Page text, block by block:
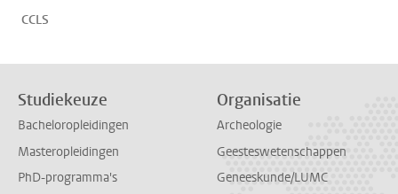
CCLS
Studiekeuze
Bacheloropleidingen
Masteropleidingen
PhD-programma's
Organisatie
Archeologie
Geesteswetenschappen
Geneeskunde/LUMC